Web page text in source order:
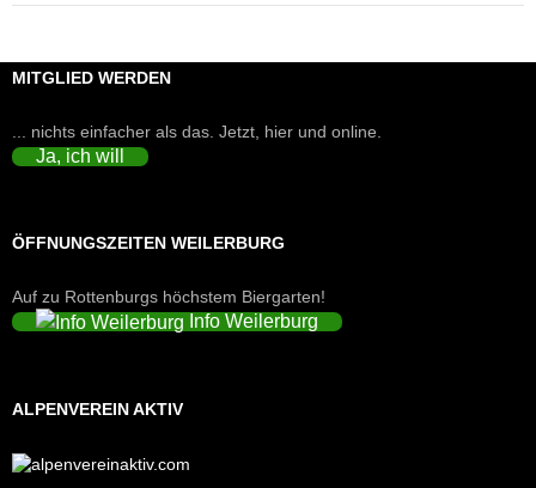
MITGLIED WERDEN
... nichts einfacher als das. Jetzt, hier und online.
Ja, ich will
ÖFFNUNGSZEITEN WEILERBURG
Auf zu Rottenburgs höchstem Biergarten!
Info Weilerburg
ALPENVEREIN AKTIV